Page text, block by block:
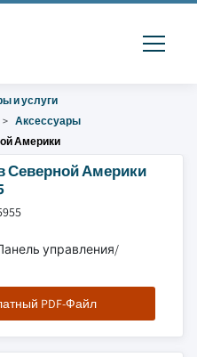
и услуги
Аксессуары
Америки
Северной Америки
управления/
PDF-Файл